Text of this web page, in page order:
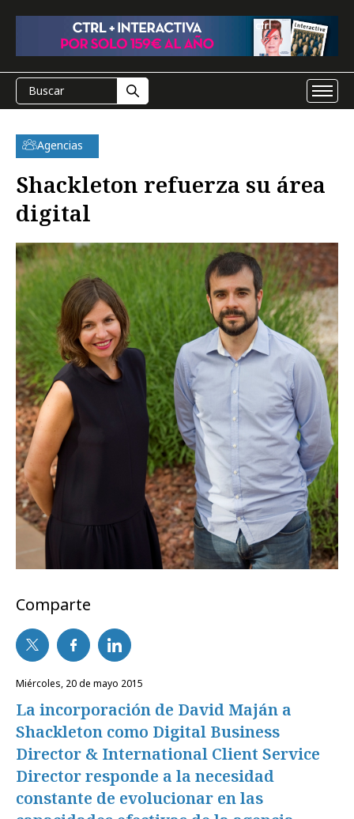
Agencias
Shackleton refuerza su área
digital
Comparte
miércoles, 20 de mayo 2015
La incorporación de David Maján a
Shackleton como Digital Business
Director & International Client Service
Director responde a la necesidad
constante de evolucionar en las